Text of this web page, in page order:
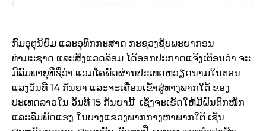
ກົມອຸຕຸນິຍົມ ແລະອຸທົກກະສາດ ກະຊວງຊັບພະຍາກອນ
ທຳມະຊາດ ແລະສິ່ງແວດລ້ອມ ໄດ້ອອກປະກາດແຈ້ງເຕືອນວ່າ ຈະ
ມີລົມພາຍຸທີ່ຊື່ວ່າ ແວມໂຄພັດຜ່ານປະເທດຫວຽດນາມໃນຕອນ
ແລງວັນທີ 14 ກັນຍາ ແລະຈະເຄື່ອນເຂົ້າສູ່ທາງພາກໃຕ້ ຂອງ
ປະເທດລາວໃນ ວັນທີ 15 ກັນຍານີ້ ເຊິ່ງຈະເຮັດໃຫ້ມີຝົນຕົກໜັກ
ແລະລົມພັດແຮງ ໃນບາງແຂວງພາກກາງຫາພາກໃຕ້ ເຊັ່ນ